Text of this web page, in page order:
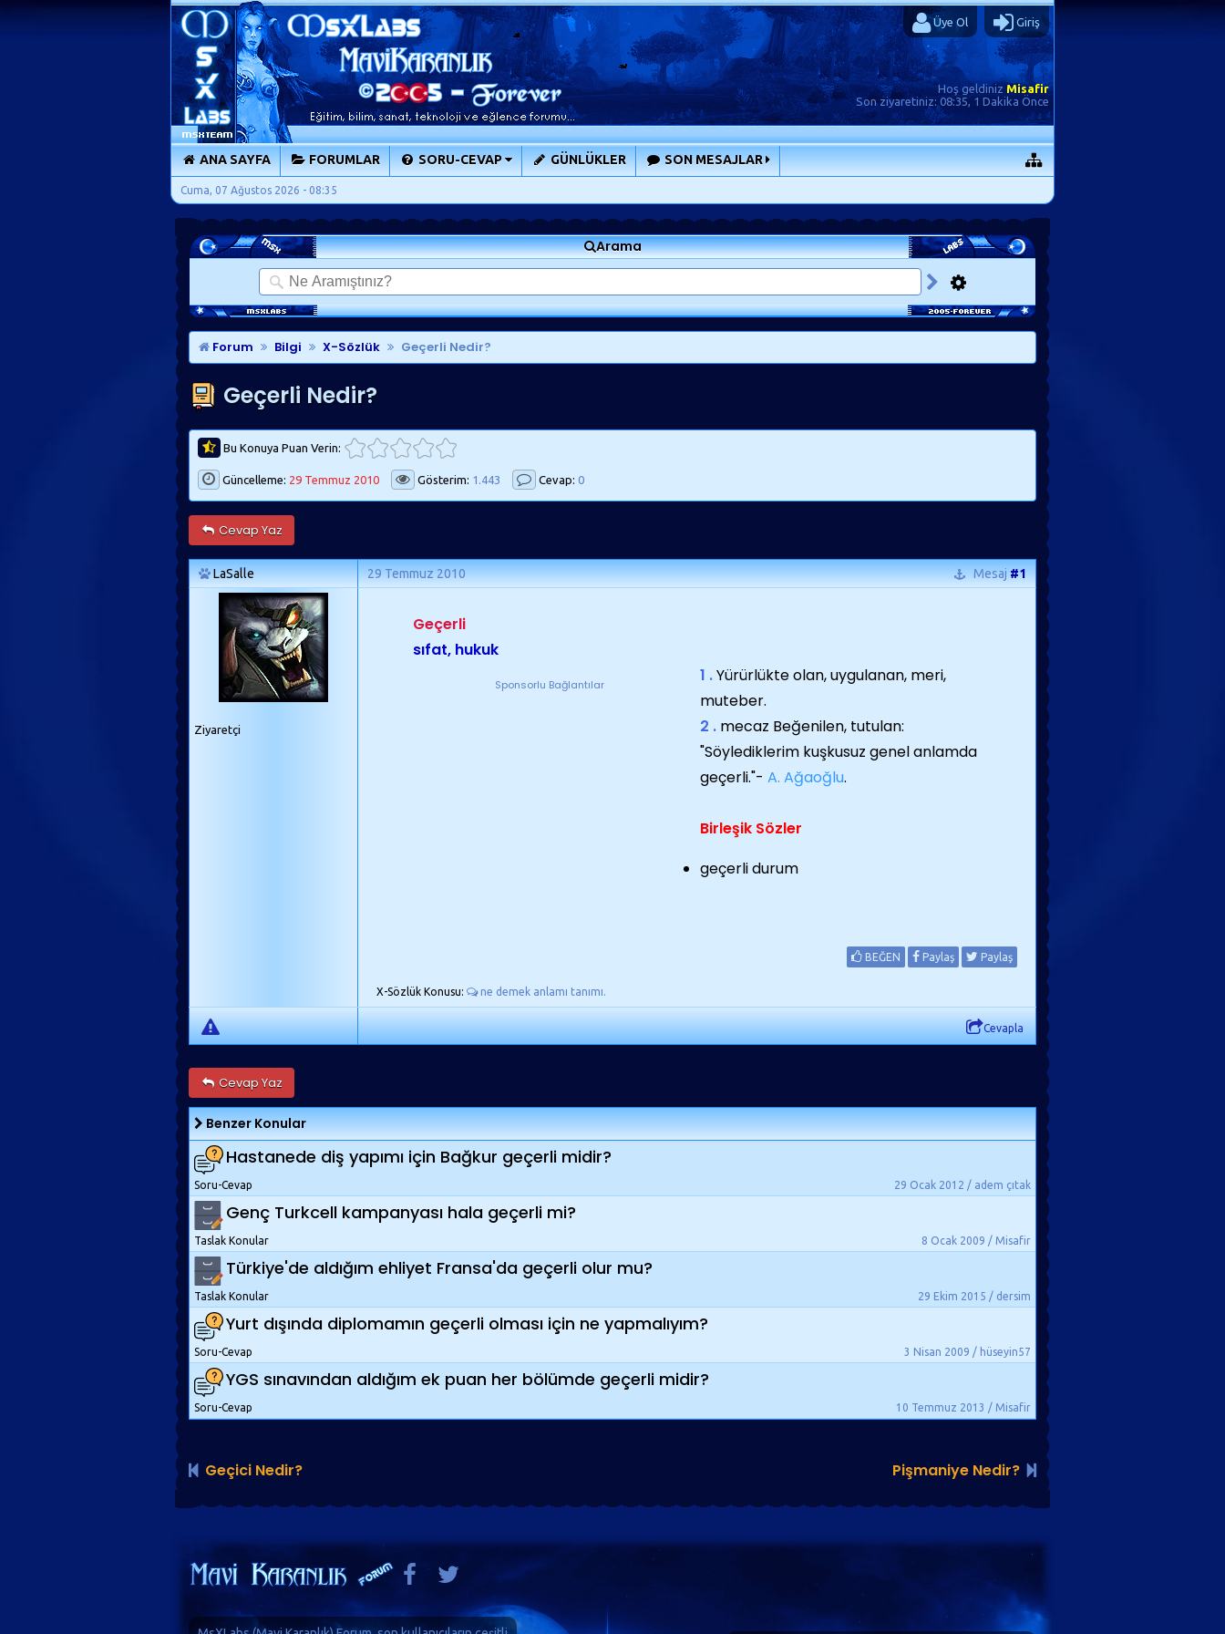
Üye Ol Giriş
Hoş geldiniz Misafir
Son ziyaretiniz:08:35, 1 Dakika Önce
ANA SAYFA FORUMLAR SORU-CEVAP GÜNLÜKLER SON MESAJLAR
Cuma, 07 Ağustos 2026 - 08:35
Arama
Forum Bilgi X-Sözlük Geçerli Nedir?
Geçerli Nedir?
Bu Konuya Puan Verin:
Güncelleme: 29 Temmuz 2010 Gösterim: 1.443 Cevap: 0
Cevap Yaz
LaSalle 29 Temmuz 2010 Mesaj#1
Ziyaretçi
Geçerli
sıfat, hukuk
Sponsorlu Bağlantılar 1 .Yürürlükte olan, uygulanan, meri,
muteber.
2 . mecaz Beğenilen, tutulan:
"Söylediklerim kuşkusuz genel anlamda
geçerli."- A. Ağaoğlu.
Birleşik Sözler
geçerli durum
BEĞEN Paylaş Paylaş
X-Sözlük Konusu: ne demek anlamı tanımı.
Cevapla
Cevap Yaz
Benzer Konular
Hastanede diş yapımı için Bağkur geçerli midir?
29 Ocak 2012 / adem çıtak
Soru-Cevap
Genç Turkcell kampanyası hala geçerli mi?
8 Ocak 2009 / Misafir
Taslak Konular
Türkiye'de aldığım ehliyet Fransa'da geçerli olur mu?
29 Ekim 2015 / dersim
Taslak Konular
Yurt dışında diplomamın geçerli olması için ne yapmalıyım?
3 Nisan 2009 / hüseyin57
Soru-Cevap
YGS sınavından aldığım ek puan her bölümde geçerli midir?
10 Temmuz 2013 / Misafir
Soru-Cevap
Geçici Nedir? Pişmaniye Nedir?